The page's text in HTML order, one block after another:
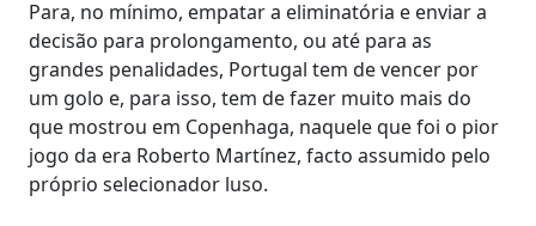
Para, no mínimo, empatar a eliminatória e enviar a
decisão para prolongamento, ou até para as
grandes penalidades, Portugal tem de vencer por
um golo e, para isso, tem de fazer muito mais do
que mostrou em Copenhaga, naquele que foi o pior
jogo da era Roberto Martínez, facto assumido pelo
próprio selecionador luso.